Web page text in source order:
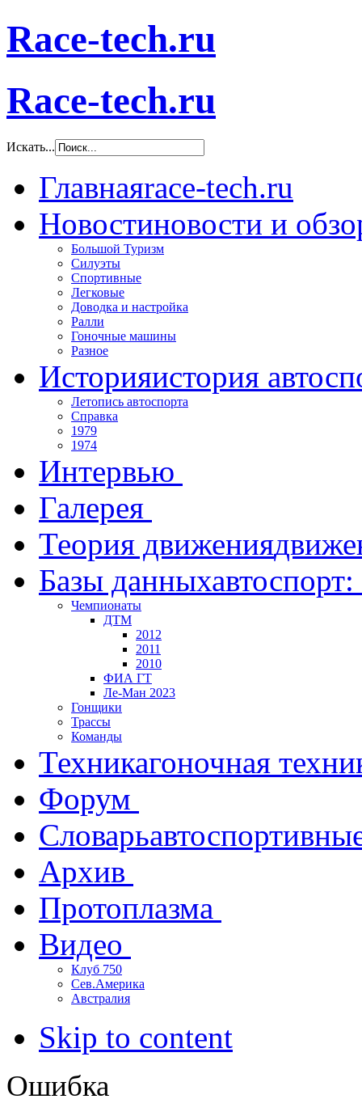
Race-tech.ru
Race-tech.ru
Искать...
Главнаяrace-tech.ru
Новостиновости и
Большой Туризм
Силуэты
Спортивные
Легковые
Доводка и настройка
Ралли
Гоночные машины
Разное
Историяистория
Летопись автоспорта
Справка
1979
1974
Интервью
Галерея
Теория движения
Базы данных
Чемпионаты
ДТМ
2012
2011
2010
ФИА ГТ
Ле-Ман 2023
Гонщики
Трассы
Команды
Техникагоночная
Форум
Словарь
Архив
Протоплазма
Видео
Клуб 750
Сев.Америка
Австралия
Skip to content
Ошибка